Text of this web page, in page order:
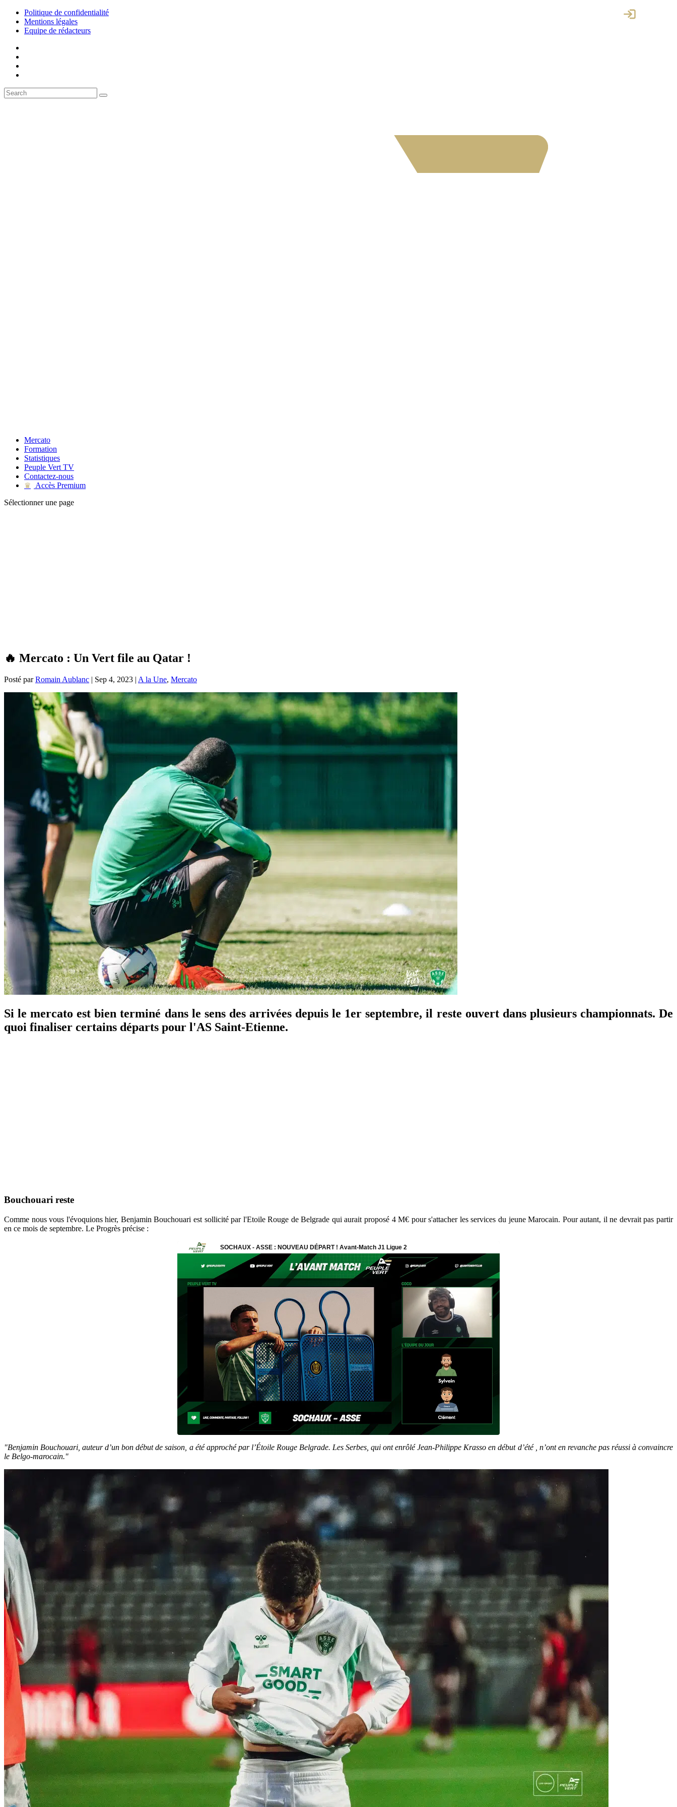
Politique de confidentialité
Mentions légales
Equipe de rédacteurs
Mercato
Formation
Statistiques
Peuple Vert TV
Contactez-nous
♛
Accès Premium
Sélectionner une page
🔥 Mercato : Un Vert file au Qatar !
Posté parRomain Aublanc | Sep 4, 2023 | A la Une, Mercato
Si le mercato est bien terminé dans le sens des arrivées depuis le 1er septembre, il reste ouvert dans plusieurs championnats. De
quoi finaliser certains départs pour l'AS Saint-Etienne.
Bouchouari reste
Comme nous vous l'évoquions hier, Benjamin Bouchouari est sollicité par l'Etoile Rouge de Belgrade qui aurait proposé 4 M€ pour s'attacher les services du jeune Marocain. Pour autant, il ne devrait pas partir
en ce mois de septembre. Le Progrès précise :
"Benjamin Bouchouari, auteur d’un bon début de saison, a été approché par l’Étoile Rouge Belgrade. Les Serbes, qui ont enrôlé Jean-Philippe Krasso en début d’été , n’ont en revanche pas réussi à convaincre
le Belgo-marocain."